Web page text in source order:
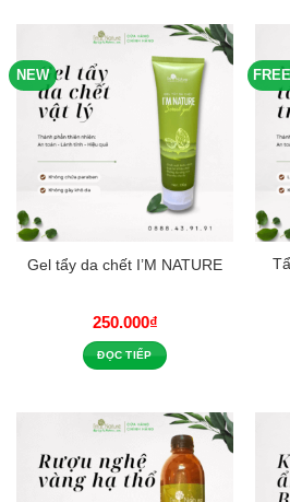
NEW
Gel tẩy da chết I’M NATURE
250.000₫
ĐỌC TIẾP